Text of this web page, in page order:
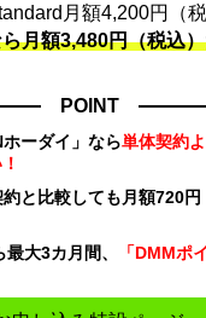
月額4,200円（
月額3,480円（税込
POINT
ーダイ」なら単体契約
と比較しても月額720円
大3カ月間、
「DMMポ